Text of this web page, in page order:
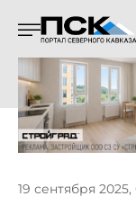
19 сентября 2025,